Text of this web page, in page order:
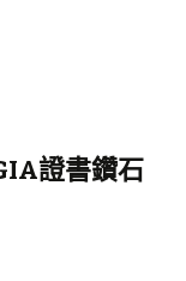
證書鑽石